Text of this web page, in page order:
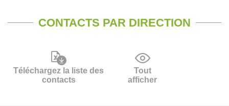
CONTACTS PAR DIRECTION
Téléchargez la liste des
contacts
Tout
afficher